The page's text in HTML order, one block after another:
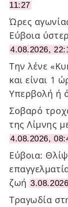
11:27
Ώρες
Εύβοια
4.08.2026,
Την λένε
και είναι 1
Υπερβολή ή
Σοβαρό
της Λίμνης
4.08.2026,
Εύβοια:
ζωή
Τραγωδία